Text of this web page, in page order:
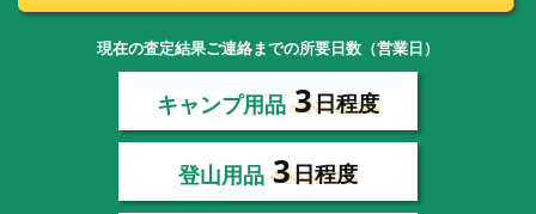
現在の査定結果ご連絡までの所要日数（営業日）
キャンプ用品 3日程度
登山用品 3日程度